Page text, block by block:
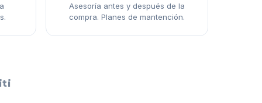
Asesoría antes y después de la
compra. Planes de mantención.